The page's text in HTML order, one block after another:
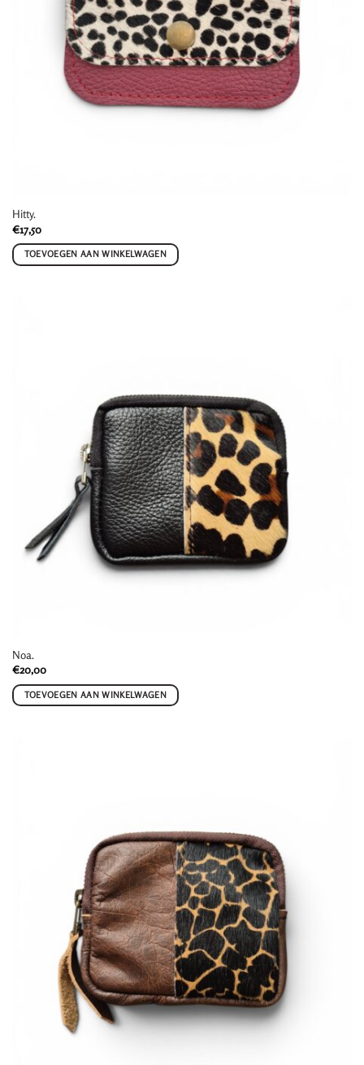
Hitty.
€17,50
TOEVOEGEN AAN WINKELWAGEN
Noa.
€20,00
TOEVOEGEN AAN WINKELWAGEN